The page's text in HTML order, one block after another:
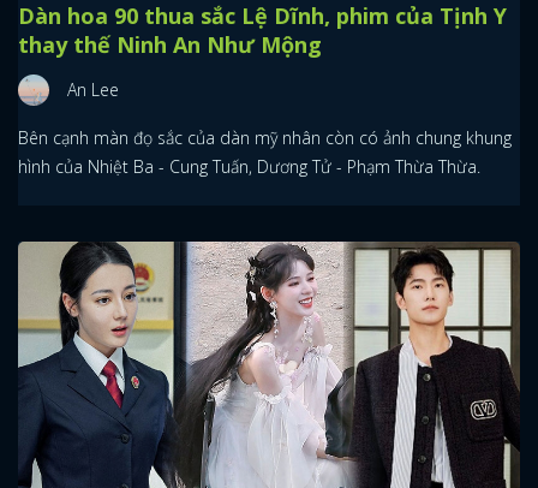
Dàn hoa 90 thua sắc Lệ Dĩnh, phim của Tịnh Y
thay thế Ninh An Như Mộng
An Lee
Bên cạnh màn đọ sắc của dàn mỹ nhân còn có ảnh chung khung
hình của Nhiệt Ba - Cung Tuấn, Dương Tử - Phạm Thừa Thừa.